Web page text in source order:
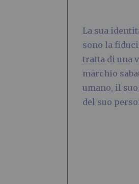
La sua
sono la
tratta di una
marchio
umano, il
del suo